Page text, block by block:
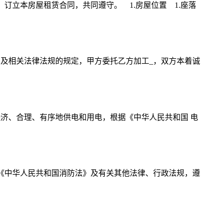
订立本房屋租赁合同，共同遵守。 1.房屋位置 1.座落
法律法规的规定，甲方委托乙方加工_，双方本着诚
、合理、有序地供电和用电，根据《中华人民共和国 电
华人民共和国消防法》及有关其他法律、行政法规，遵